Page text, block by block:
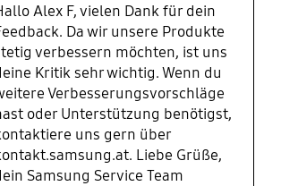
Alex F, vielen Dank für dein
Da wir unsere Produkte
verbessern möchten, ist uns
Kritik sehr wichtig. Wenn du
Verbesserungsvorschläge
oder Unterstützung benötigst,
uns gern über
Liebe Grüße,
Samsung Service Team